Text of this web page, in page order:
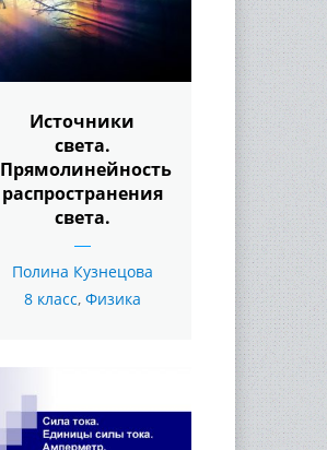
Источники
света.
Прямолинейность
распространения
света.
Полина Кузнецова
8 класс, Физика